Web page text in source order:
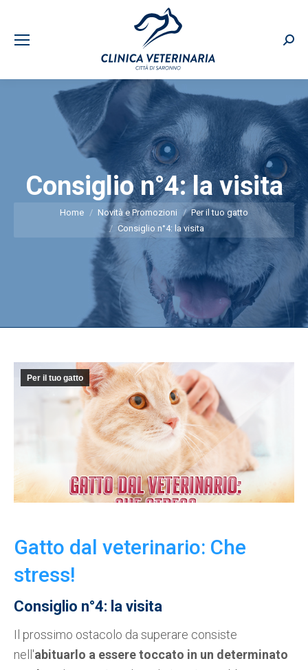
Consiglio n°4: la visita
You are here:
Home Novità e Promozioni
Per il tuo gatto
Consiglio n°4: la visita
Per il tuo gatto
Gatto dal veterinario: Che
stress!
Consiglio n°4: la visita
Il prossimo ostacolo da superare consiste
nell'abituarlo a essere toccato in un determinato